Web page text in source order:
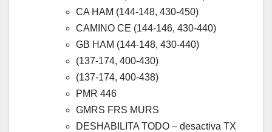
CA HAM (144-148, 430-450)
CAMINO CE (144-146, 430-440)
GB HAM (144-148, 430-440)
(137-174, 400-430)
(137-174, 400-438)
PMR 446
GMRS FRS MURS
DESHABILITA TODO – desactiva TX